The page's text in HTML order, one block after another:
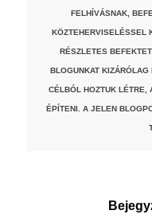
FELHÍVÁSNAK,
KÖZTEHERVISELÉSSEL
RÉSZLETES
BLOGUNKAT
CÉLBÓL HOZTUK LÉTRE,
ÉPÍTENI. A JELEN